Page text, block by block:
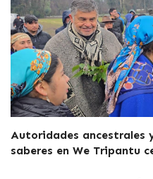
Autoridades ancestrales
saberes en We Tripantu